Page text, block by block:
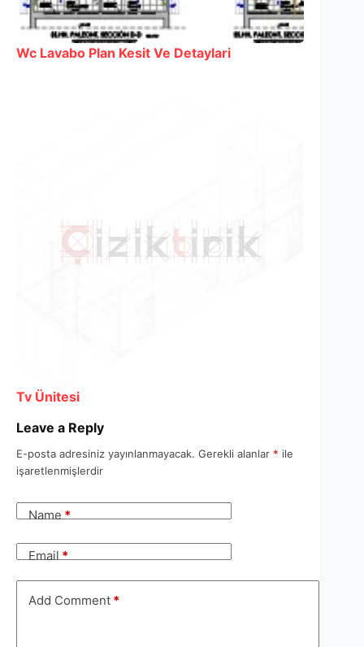
Wc Lavabo Plan Kesit Ve Detaylari
Tv Ünitesi
Leave a Reply
E-posta adresiniz yayınlanmayacak. Gerekli alanlar * ile
işaretlenmişlerdir
Name*
Email*
Add Comment *